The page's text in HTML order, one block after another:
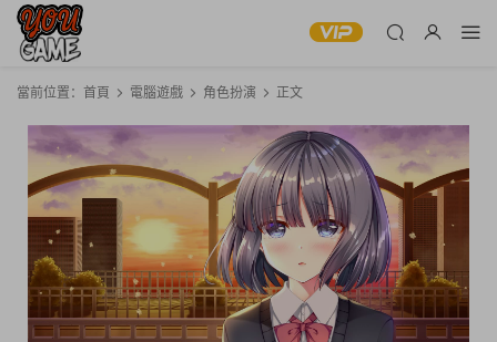
當前位置： 首頁 電腦遊戲 角色扮演 正文